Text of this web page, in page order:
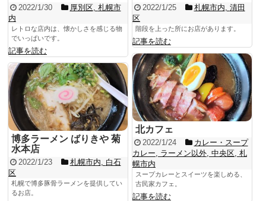
2022/1/30 厚別区, 札幌市
内
レトロな店内は、懐かしさを感じる物
でいっぱいです。
記事を読む
2022/1/25 札幌市内 清田
区
階段を上った所にお店があります。
記事を読む
北カフェ
2022/1/24
カレー・スープ
カレー
ラーメン以外 中央区 札
幌市内
スープカレーとスイーツを楽しめる、
古民家カフェ。
記事を読む
博多ラーメン ばりきや 菊
水本店
2022/1/23 札幌市内
白石
区
札幌で博多豚骨ラーメンを提供してい
るお店。